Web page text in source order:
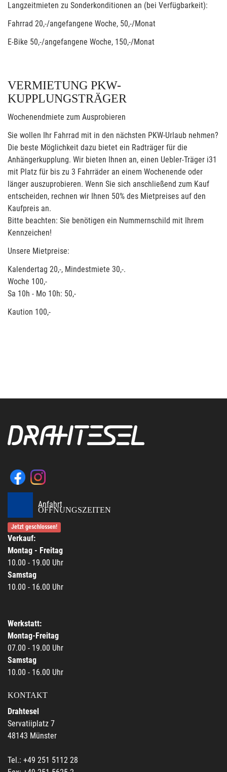
Langzeitmieten zu Sonderkonditionen an (bei Verfügbarkeit):
Fahrrad 20,-/angefangene Woche, 50,-/Monat
E-Bike 50,-/angefangene Woche, 150,-/Monat
VERMIETUNG PKW-
KUPPLUNGSTRÄGER
Wochenendmiete zum Ausprobieren
Sie wollen Ihr Fahrrad mit in den nächsten PKW-Urlaub nehmen?
Die beste Möglichkeit dazu bietet ein Radträger für die
Anhängerkupplung. Wir bieten Ihnen an, einen Uebler-Träger i31
mit Platz für bis zu 3 Fahrräder an einem Wochenende oder
länger auszuprobieren. Wenn Sie sich anschließend zum Kauf
entscheiden, rechnen wir Ihnen 50% des Mietpreises auf den
Kaufpreis an.
Bitte beachten: Sie benötigen ein Nummernschild mit Ihrem
Kennzeichen!
Unsere Mietpreise:
Kalendertag 20,-, Mindestmiete 30,-.
Woche 100,-
Sa 10h - Mo 10h: 50,-
Kaution 100,-
Anfahrt
ÖFFNUNGSZEITEN
Jetzt geschlossen!
Verkauf:
Montag - Freitag
10.00 - 19.00 Uhr
Samstag
10.00 - 16.00 Uhr
Werkstatt:
Montag-Freitag
07.00 - 19.00 Uhr
Samstag
10.00 - 16.00 Uhr
KONTAKT
Drahtesel
Servatiiplatz 7
48143 Münster
Tel.: +49 251 5112 28